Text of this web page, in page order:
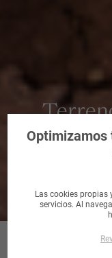
Optimizamos
Las cookies propias
servicios. Al